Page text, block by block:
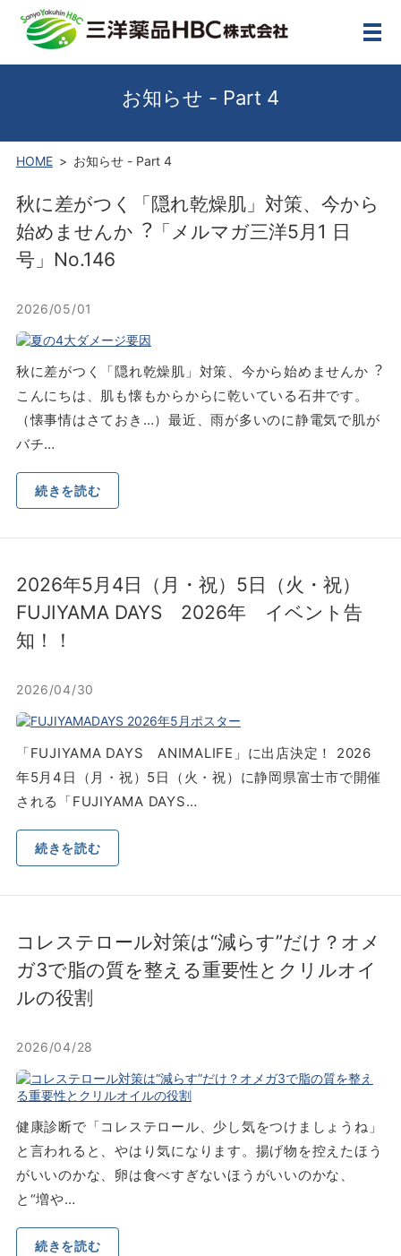
メ
お知らせ - Part 4
HOME お知らせ - Part 4
秋に差がつく「隠れ乾燥肌」対策、今から
始めませんか︖「メルマガ三洋5⽉1 ⽇
号」No.146
2026/05/01
秋に差がつく「隠れ乾燥肌」対策、今から始めませんか︖
こんにちは、肌も懐もからからに乾いている⽯井です。
（懐事情はさておき…）最近、⾬が多いのに静電気で肌が
バチ…
続きを読む
2026年5月4日（月・祝）5日（火・祝）
FUJIYAMA DAYS 2026年 イベント告
知！！
2026/04/30
「FUJIYAMA DAYS ANIMALIFE」に出店決定！ 2026
年5月4日（月・祝）5日（火・祝）に静岡県富士市で開催
される「FUJIYAMA DAYS…
続きを読む
コレステロール対策は“減らす”だけ？オメ
ガ3で脂の質を整える重要性とクリルオイ
ルの役割
2026/04/28
健康診断で「コレステロール、少し気をつけましょうね」
と言われると、やはり気になります。揚げ物を控えたほう
がいいのかな、卵は食べすぎないほうがいいのかな、
と“増や…
続きを読む